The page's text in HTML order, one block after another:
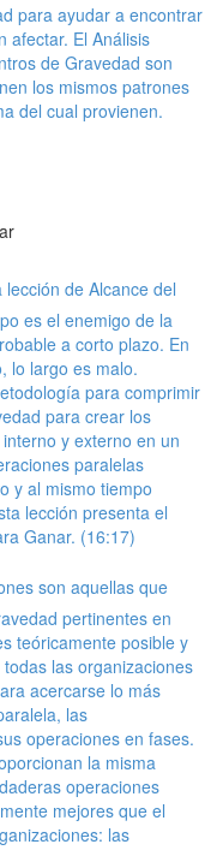
para ayudar a encontrar
afectar. El Análisis
de Gravedad son
los mismos patrones
del cual provienen.
de Alcance del
es el enemigo de la
a corto plazo. En
lo largo es malo.
para comprimir
para crear los
y externo en un
paralelas
y al mismo tiempo
lección presenta el
Ganar. (16:17)
son aquellas que
pertinentes en
teóricamente posible y
las organizaciones
acercarse lo más
las
operaciones en fases.
la misma
operaciones
mejores que el
las